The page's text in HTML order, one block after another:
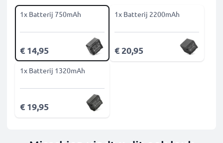
1x Batterij 750mAh
€ 14,95
1x Batterij 2200mAh
€ 20,95
1x Batterij 1320mAh
€ 19,95